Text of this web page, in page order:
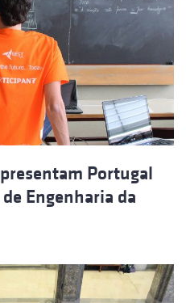
Portugal
Engenharia da